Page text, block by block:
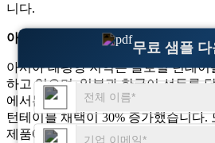
무료 샘플 다
니다.
아시아 태평양
아시아 태평양 지역은 글로벌 턴테이
하고 있으며, 일본과 한국이 선두를
에서는 젊은 소비자들 사이에서 LP
턴테이블 채택이 30% 증가했습니다.
제품에 대한 수요로 인해 턴테이블 판